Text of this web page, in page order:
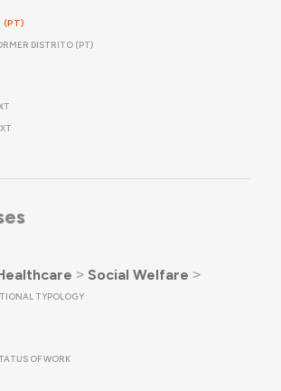
(PT)
DISTRITO (PT)
˃ Social Welfare ˃
TYPOLOGY
OF WORK